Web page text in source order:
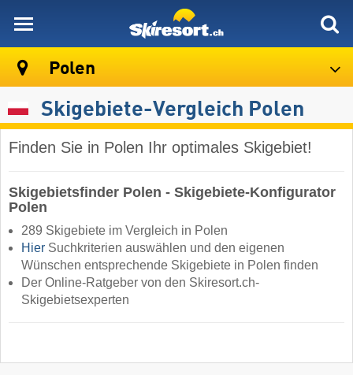
Polen
Skigebiete-Vergleich Polen
Finden Sie in Polen Ihr optimales Skigebiet!
Skigebietsfinder Polen - Skigebiete-Konfigurator
Polen
289 Skigebiete im Vergleich in Polen
Hier Suchkriterien auswählen und den eigenen
Wünschen entsprechende Skigebiete in Polen finden
Der Online-Ratgeber von den Skiresort.ch-
Skigebietsexperten